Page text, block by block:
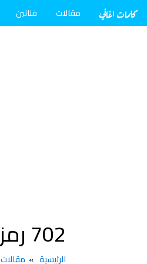
كلمات اغاني مقالات فنانين
702 رمز اي قبيلة
الرئيسية مقالات